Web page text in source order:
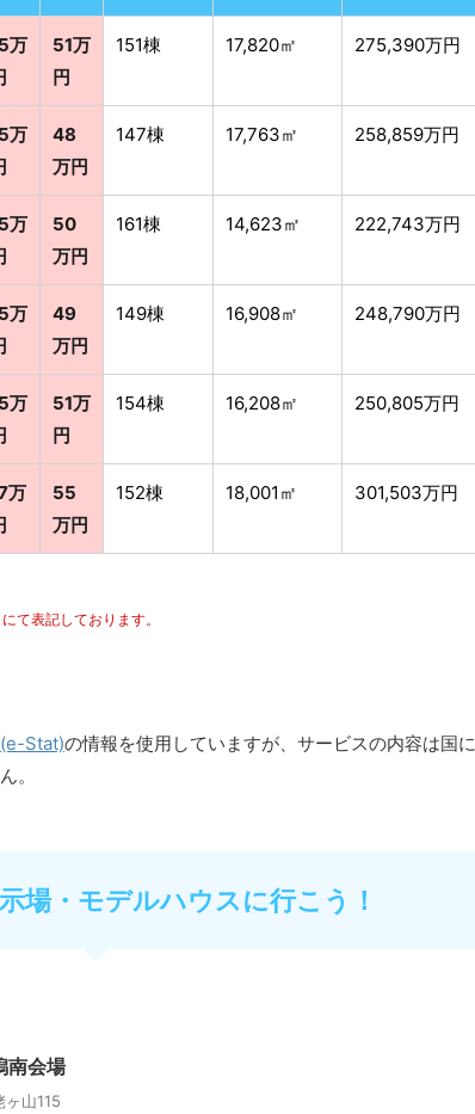
万
51万
円
151棟 17,820㎡ 275,390万円
万
48
万円
147棟 17,763㎡ 258,859万円
万
50
万円
161棟 14,623㎡ 222,743万円
万
49
万円
149棟 16,908㎡ 248,790万円
万
51万
円
154棟 16,208㎡ 250,805万円
万
55
万円
152棟 18,001㎡ 301,503万円
て表記しております。
Stat)の情報を使用していますが、サービスの内容は国に
。
場・モデルハウスに行こう！
南会場
山115